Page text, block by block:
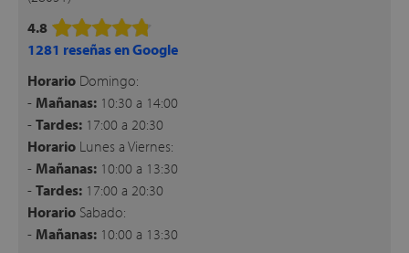
4.8
1281 reseñas en Google
Horario Domingo:
- Mañanas: 10:30 a 14:00
- Tardes: 17:00 a 20:30
Horario Lunes a Viernes:
- Mañanas: 10:00 a 13:30
- Tardes: 17:00 a 20:30
Horario Sabado:
- Mañanas: 10:00 a 13:30